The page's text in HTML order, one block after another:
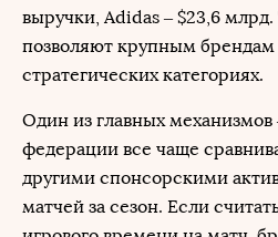
выручки, Adidas – $23,6
позволяют крупным брендам
стратегических категориях.
Один из главных
федерации все чаще
другими спонсорскими
матчей за сезон. Если